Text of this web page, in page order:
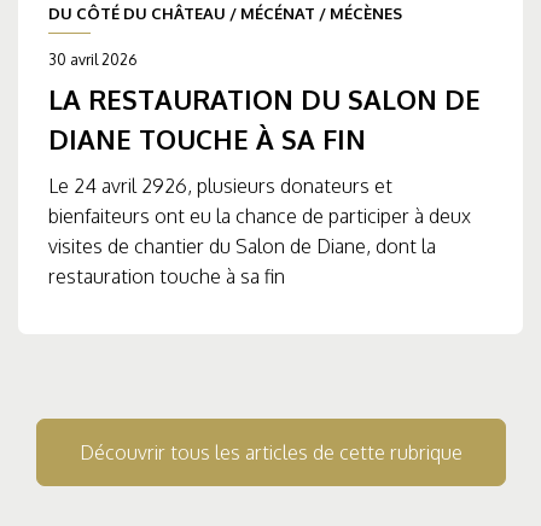
DU CÔTÉ DU CHÂTEAU / MÉCÉNAT / MÉCÈNES
30 avril 2026
LA RESTAURATION DU SALON DE
DIANE TOUCHE À SA FIN
Le 24 avril 2926, plusieurs donateurs et
bienfaiteurs ont eu la chance de participer à deux
visites de chantier du Salon de Diane, dont la
restauration touche à sa fin
Découvrir tous les articles de cette rubrique